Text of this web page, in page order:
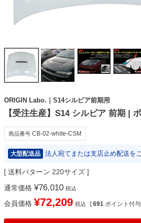
ORIGIN Labo.｜S14シルビア前期用
【受注生産】S14 シルビア 前期 |
商品番号 CB-02-white-CSM
大型配送品 法人宛てまたは支店止め配送を
送料パターン 220サイズ
通常価格 ¥76,010 税込
会員価格 ¥72,209 税込 [ 691 ポイント付